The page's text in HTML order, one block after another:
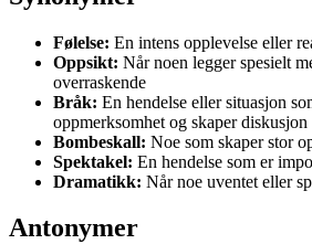
Følelse: En intens opplevelse eller
Oppsikt: Når noen legger spesielt
overraskende
Bråk: En hendelse eller situasjon
oppmerksomhet og skaper diskusjon
Bombeskall: Noe som skaper stor
Spektakel: En hendelse som er
Dramatikk: Når noe uventet eller
Antonymer